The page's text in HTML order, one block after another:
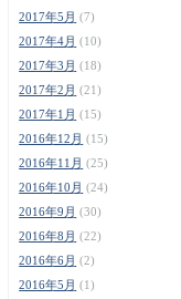
2017年5月 (7)
2017年4月 (10)
2017年3月 (18)
2017年2月 (21)
2017年1月 (15)
2016年12月 (15)
2016年11月 (25)
2016年10月 (24)
2016年9月 (30)
2016年8月 (22)
2016年6月 (2)
2016年5月 (1)